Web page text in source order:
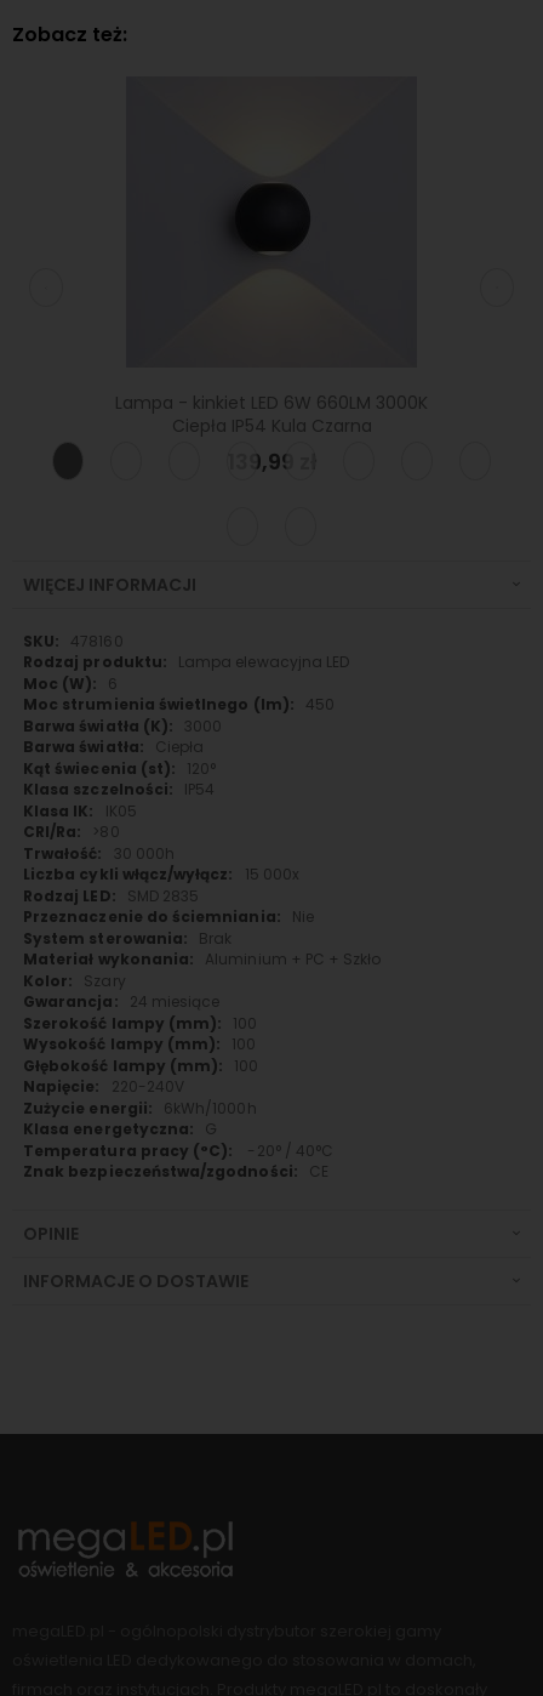
Zobacz też:
Lampa - kinkiet LED 6W 660LM 3000K
Ciepła IP54 Kula Czarna
139,99 zł
WIĘCEJ INFORMACJI
Więcej
informacji
478160
Lampa elewacyjna LED
6
450
3000
Ciepła
120°
IP54
IK05
>80
30 000h
15 000x
SMD 2835
Nie
Brak
Aluminium + PC + Szkło
Szary
24 miesiące
100
100
100
220-240V
6kWh/1000h
G
-20° / 40°C
CE
OPINIE
INFORMACJE O DOSTAWIE